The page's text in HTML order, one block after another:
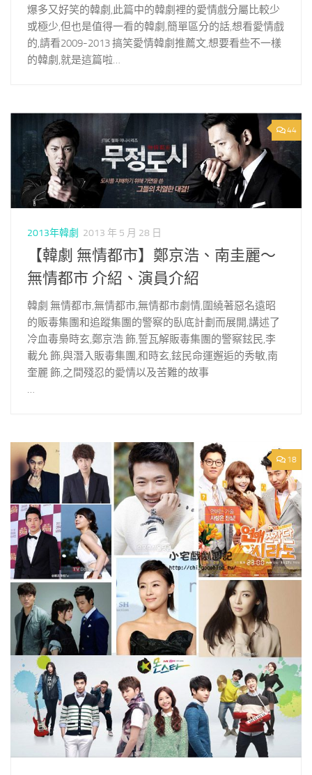
爆多又好笑的韓劇,此篇中的韓劇裡的愛情戲分屬比較少
或極少,但也是值得一看的韓劇,簡單區分的話,想看愛情戲
的,請看2009-2013 搞笑愛情韓劇推薦文,想要看些不一樣
的韓劇,就是這篇啦…
44
2013年韓劇 2013 年 5 月 28 日
【韓劇 無情都市】鄭京浩、南圭麗～
無情都市 介紹、演員介紹
韓劇 無情都市,無情都市,無情都市劇情,圍繞著惡名遠昭
的販毒集團和追蹤集團的警察的臥底計劃而展開,講述了
冷血毒梟時玄,鄭京浩 飾,誓瓦解販毒集團的警察鉉民,李
載允 飾,與潛入販毒集團,和時玄,鉉民命運邂逅的秀敏,南
奎麗 飾,之間殘忍的愛情以及苦難的故事
…
18